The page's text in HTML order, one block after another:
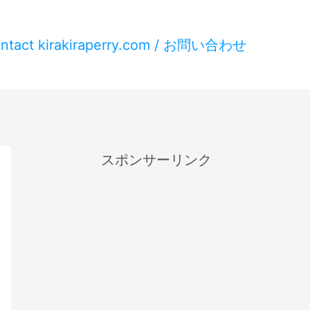
kirakiraperry.com / お問い合わせ
スポンサーリンク